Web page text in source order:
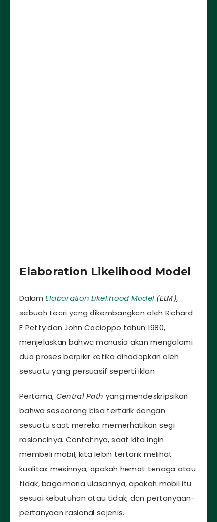
Elaboration Likelihood Model
Dalam Elaboration Likelihood Model (ELM),
sebuah teori yang dikembangkan oleh Richard
E Petty dan John Cacioppo tahun 1980,
menjelaskan bahwa manusia akan mengalami
dua proses berpikir ketika dihadapkan oleh
sesuatu yang persuasif seperti iklan.
Pertama, Central Path yang mendeskripsikan
bahwa seseorang bisa tertarik dengan
sesuatu saat mereka memerhatikan segi
rasionalnya. Contohnya, saat kita ingin
membeli mobil, kita lebih tertarik melihat
kualitas mesinnya; apakah hemat tenaga atau
tidak, bagaimana ulasannya, apakah mobil itu
sesuai kebutuhan atau tidak; dan pertanyaan-
pertanyaan rasional sejenis.